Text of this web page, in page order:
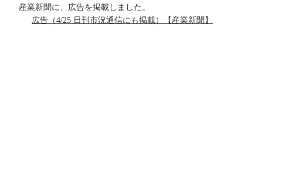
産業新聞に、広告を掲載しました。
広告（4/25 日刊市況通信にも掲載）【産業新聞】